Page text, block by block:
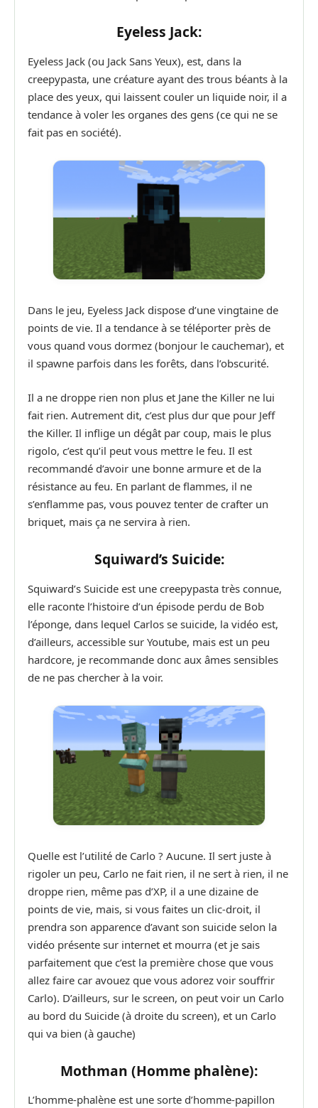
Eyeless Jack:
Eyeless Jack (ou Jack Sans Yeux), est, dans la
creepypasta, une créature ayant des trous béants à la
place des yeux, qui laissent couler un liquide noir, il a
tendance à voler les organes des gens (ce qui ne se
fait pas en société).
Dans le jeu, Eyeless Jack dispose d’une vingtaine de
points de vie. Il a tendance à se téléporter près de
vous quand vous dormez (bonjour le cauchemar), et
il spawne parfois dans les forêts, dans l’obscurité.
Il a ne droppe rien non plus et Jane the Killer ne lui
fait rien. Autrement dit, c’est plus dur que pour Jeff
the Killer. Il inflige un dégât par coup, mais le plus
rigolo, c’est qu’il peut vous mettre le feu. Il est
recommandé d’avoir une bonne armure et de la
résistance au feu. En parlant de flammes, il ne
s’enflamme pas, vous pouvez tenter de crafter un
briquet, mais ça ne servira à rien.
Squiward’s Suicide:
Squiward’s Suicide est une creepypasta très connue,
elle raconte l’histoire d’un épisode perdu de Bob
l’éponge, dans lequel Carlos se suicide, la vidéo est,
d’ailleurs, accessible sur Youtube, mais est un peu
hardcore, je recommande donc aux âmes sensibles
de ne pas chercher à la voir.
Quelle est l’utilité de Carlo ? Aucune. Il sert juste à
rigoler un peu, Carlo ne fait rien, il ne sert à rien, il ne
droppe rien, même pas d’XP, il a une dizaine de
points de vie, mais, si vous faites un clic-droit, il
prendra son apparence d’avant son suicide selon la
vidéo présente sur internet et mourra (et je sais
parfaitement que c’est la première chose que vous
allez faire car avouez que vous adorez voir souffrir
Carlo). D’ailleurs, sur le screen, on peut voir un Carlo
au bord du Suicide (à droite du screen), et un Carlo
qui va bien (à gauche)
Mothman (Homme phalène):
L’homme-phalène est une sorte d’homme-papillon